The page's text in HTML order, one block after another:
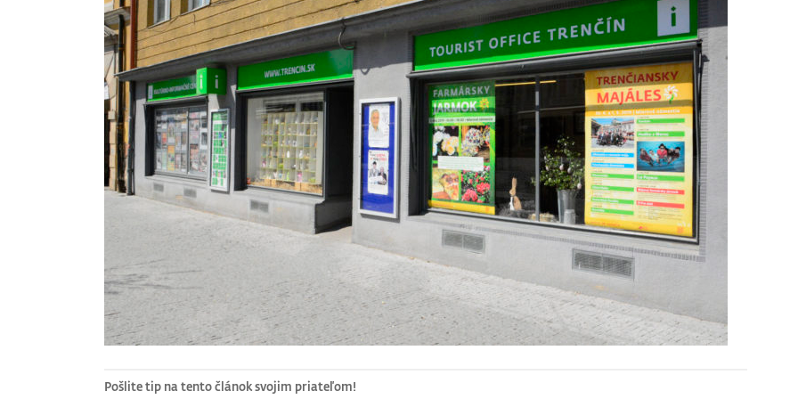
Pošlite tip na tento článok svojim priateľom!